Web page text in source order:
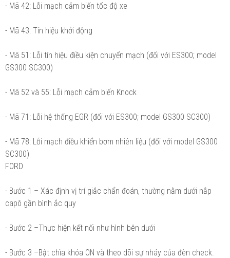
- Mã 42: Lỗi mạch cảm biến tốc độ xe
- Mã 43: Tín hiệu khởi động
- Mã 51: Lỗi tín hiệu điều kiện chuyển mạch (đối với ES300; model
GS300 SC300)
- Mã 52 và 55: Lỗi mạch cảm biến Knock
- Mã 71: Lỗi hệ thống EGR (đối với ES300; model GS300 SC300)
- Mã 78: Lỗi mạch điều khiển bơm nhiên liệu (đối với model GS300
SC300)
FORD
- Bước 1 – Xác định vị trí giắc chẩn đoán, thường nằm dưới nắp
capô gần bình ắc quy
- Bước 2 –Thực hiện kết nối như hình bên dưới
- Bước 3 –Bật chìa khóa ON và theo dõi sự nháy của đèn check.